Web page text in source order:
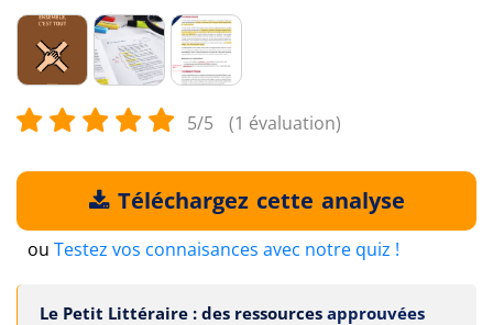
5/5 (1 évaluation)
Téléchargez cette analyse
ou Testez vos connaisances avec notre quiz !
Le Petit Littéraire : des ressources approuvées